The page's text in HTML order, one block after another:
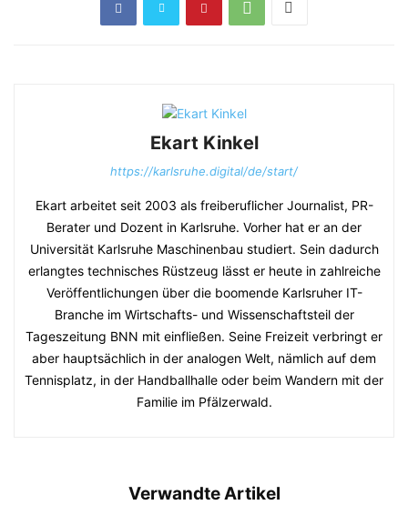
Ekart Kinkel
https://karlsruhe.digital/de/start/
Ekart arbeitet seit 2003 als freiberuflicher Journalist, PR-
Berater und Dozent in Karlsruhe. Vorher hat er an der
Universität Karlsruhe Maschinenbau studiert. Sein dadurch
erlangtes technisches Rüstzeug lässt er heute in zahlreiche
Veröffentlichungen über die boomende Karlsruher IT-
Branche im Wirtschafts- und Wissenschaftsteil der
Tageszeitung BNN mit einfließen. Seine Freizeit verbringt er
aber hauptsächlich in der analogen Welt, nämlich auf dem
Tennisplatz, in der Handballhalle oder beim Wandern mit der
Familie im Pfälzerwald.
Verwandte Artikel